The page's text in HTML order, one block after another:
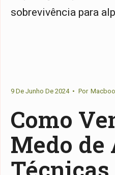
sobrevivência para
9 De Junho De 2024 • Por
Como
Medo de